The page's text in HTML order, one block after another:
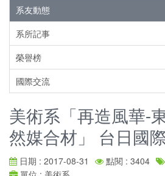
系友動態
系所記事
榮譽榜
國際交流
美術系「再造風華-
然媒合材」 台日國
日期 : 2017-08-31 點閱 : 3404